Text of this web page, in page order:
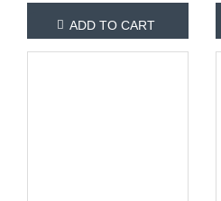
ADD TO CART